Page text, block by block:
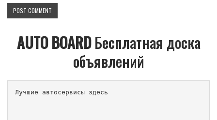
AUTO BOARDБесплатная доска
объявлений
Лучшие автосервисы здесь